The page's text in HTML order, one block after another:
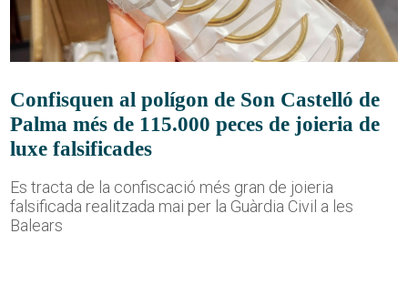
Confisquen al polígon de Son Castelló de
Palma més de 115.000 peces de joieria de
luxe falsificades
Es tracta de la confiscació més gran de joieria
falsificada realitzada mai per la Guàrdia Civil a les
Balears